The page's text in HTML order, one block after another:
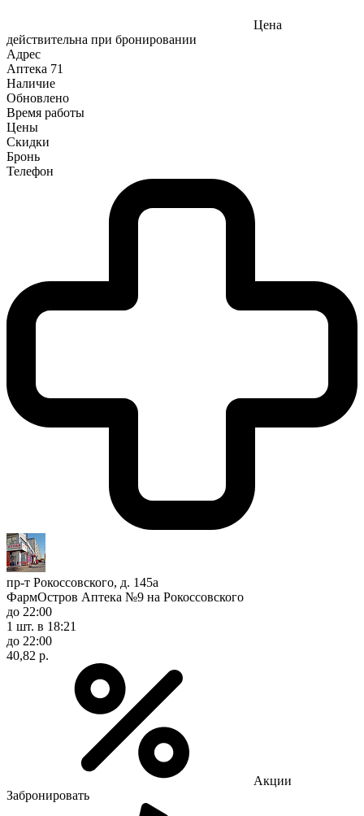
Цена
действительна при бронировании
Адрес
Аптека 71
Наличие
Обновлено
Время работы
Цены
Скидки
Бронь
Телефон
пр-т Рокоссовского, д. 145а
ФармОстров Аптека №9 на Рокоссовского
до 22:00
1 шт. в 18:21
до 22:00
40,82 р.
Акции
Забронировать